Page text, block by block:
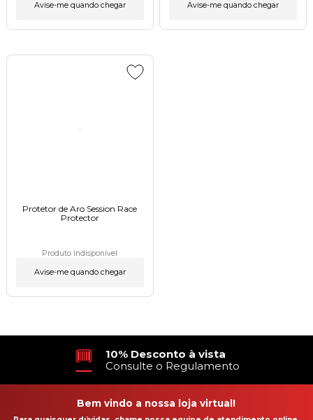
Avise-me quando chegar Avise-me quando chegar
Protetor de Aro Session Race
Protector
Produto Indisponível
Avise-me quando chegar
Em até 21X
no Cartão de Crédito
Bem vindo a nossa loja virtual!